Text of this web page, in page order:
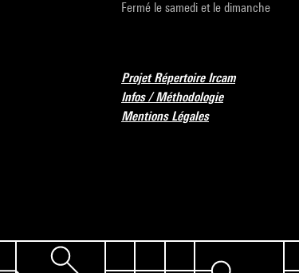
Fermé le samedi et le dimanche
Projet Répertoire Ircam
Infos / Méthodologie
Mentions Légales